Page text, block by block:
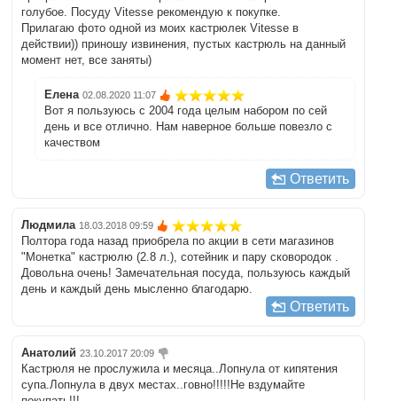
голубое. Посуду Vitesse рекомендую к покупке.
Прилагаю фото одной из моих кастрюлек Vitesse в
действии)) приношу извинения, пустых кастрюль на данный
момент нет, все заняты)
Елена 02.08.2020 11:07
Вот я пользуюсь с 2004 года целым набором по сей
день и все отлично. Нам наверное больше повезло с
качеством
Ответить
Людмила 18.03.2018 09:59
Полтора года назад приобрела по акции в сети магазинов
"Монетка" кастрюлю (2.8 л.), сотейник и пару сковородок .
Довольна очень! Замечательная посуда, пользуюсь каждый
день и каждый день мысленно благодарю.
Ответить
Анатолий 23.10.2017 20:09
Кастрюля не прослужила и месяца..Лопнула от кипятения
супа.Лопнула в двух местах..говно!!!!!Не вздумайте